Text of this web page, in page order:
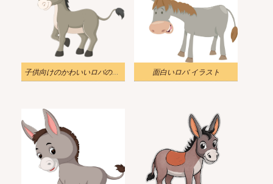
子供向けのかわいいロバのイラスト 面白いロバ イラスト